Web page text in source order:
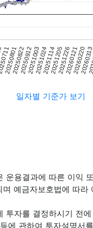
20250801202508222025091220251003202510242025111420251205202512262026012120260220
일자별 기준가 보기
운용결과에 따른 이익
예금자보호법에 따라
투자를 결정하시기 전
에 관하여 투자설명서